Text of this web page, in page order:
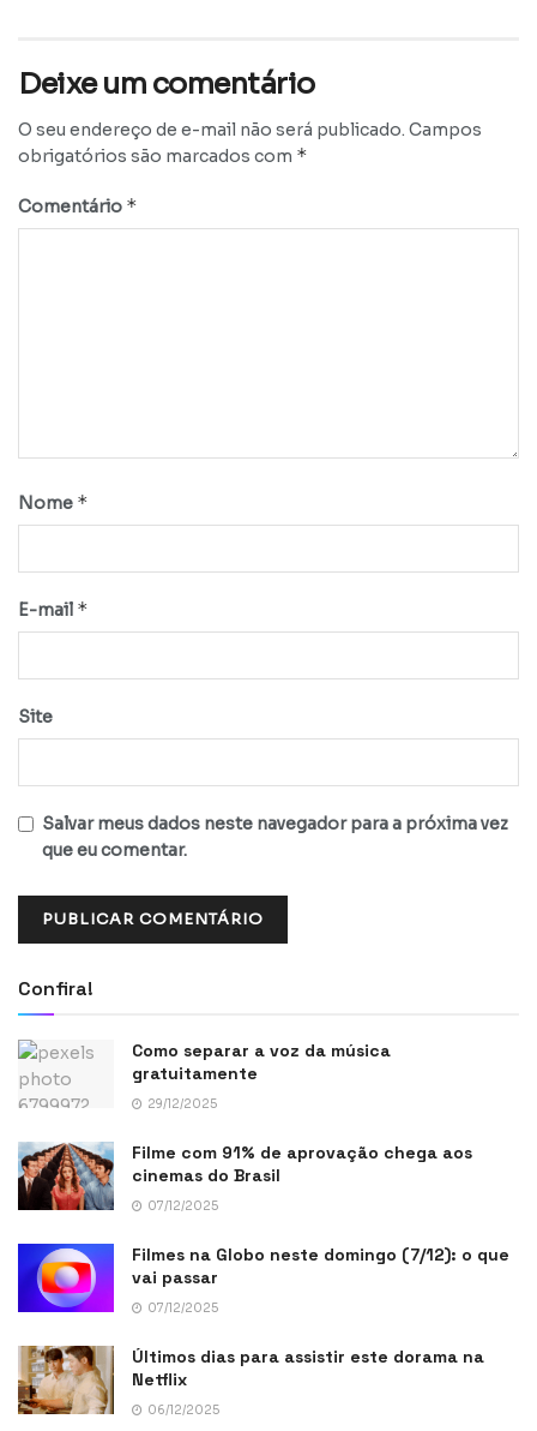
Deixe um comentário
O seu endereço de e-mail não será publicado. Campos
obrigatórios são marcados com *
Comentário *
Nome *
E-mail *
Site
Salvar meus dados neste navegador para a próxima vez
que eu comentar.
Confira!
Como separar a voz da música
gratuitamente
29/12/2025
Filme com 91% de aprovação chega aos
cinemas do Brasil
07/12/2025
Filmes na Globo neste domingo (7/12): o que
vai passar
07/12/2025
Últimos dias para assistir este dorama na
Netflix
06/12/2025